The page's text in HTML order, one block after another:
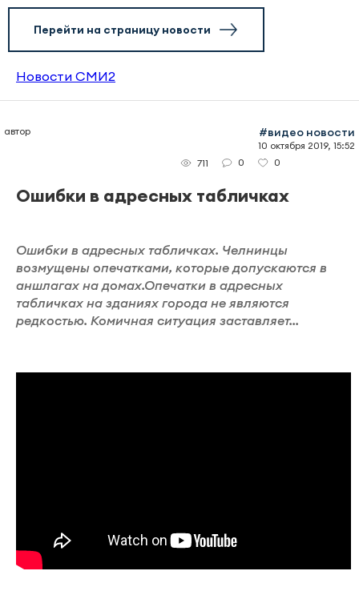
Перейти на страницу новости
Новости СМИ2
автор #видео новости
10 октября 2019, 15:52
711
0 0
Ошибки в адресных табличках
Ошибки в адресных табличках. Челнинцы
возмущены опечатками, которые допускаются в
аншлагах на домах.Опечатки в адресных
табличках на зданиях города не являются
редкостью. Комичная ситуация заставляет...